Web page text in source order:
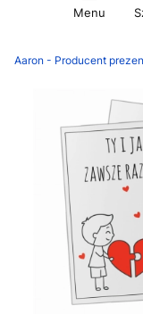
Menu
Aaron - Producent